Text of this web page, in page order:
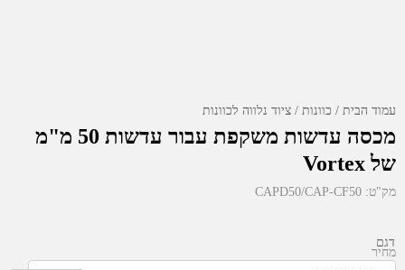
עמוד הבית כוונות ציוד נלווה לכוונות
מכסה עדשות משקפת עבור עדשות 50 מ"מ
של Vortex
מק"ט: CAPD50/CAP-CF50
מחיר
דגם